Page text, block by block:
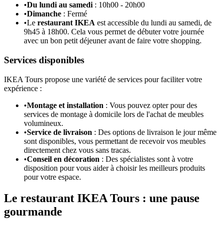
•Du lundi au samedi: 10h00 - 20h00
•Dimanche : Fermé
•Le restaurant IKEA est accessible du lundi au samedi, de
9h45 à 18h00. Cela vous permet de débuter votre journée
avec un bon petit déjeuner avant de faire votre shopping.
Services disponibles
IKEA Tours propose une variété de services pour faciliter votre
expérience :
•Montage et installation : Vous pouvez opter pour des
services de montage à domicile lors de l'achat de meubles
volumineux.
•Service de livraison : Des options de livraison le jour même
sont disponibles, vous permettant de recevoir vos meubles
directement chez vous sans tracas.
•Conseil en décoration : Des spécialistes sont à votre
disposition pour vous aider à choisir les meilleurs produits
pour votre espace.
Le restaurant IKEA Tours : une pause
gourmande